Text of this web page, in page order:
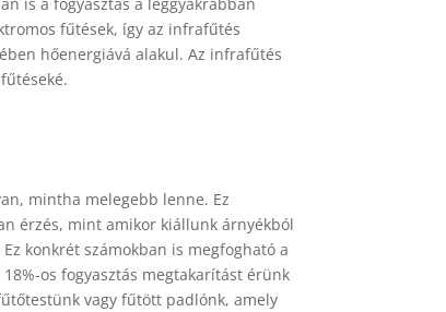
fűtések, így az infrafűtés
hőenergiává alakul. Az infrafűtés
mintha melegebb lenne. Ez
érzés, mint amikor kiállunk árnyékból
konkrét számokban is megfogható a
os fogyasztás megtakarítást érünk
vagy fűtött padlónk, amely